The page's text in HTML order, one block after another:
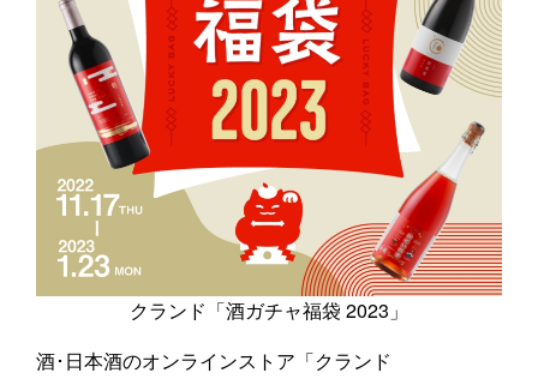
クランド「酒ガチャ福袋 2023」
酒･日本酒のオンラインストア「クランド